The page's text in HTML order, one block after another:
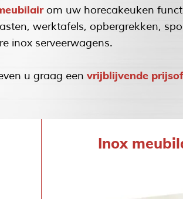
om uw horecakeuken
werktafels, opbergrekken,
inox serveerwagens.
u graag een vrijblijvende
Inox